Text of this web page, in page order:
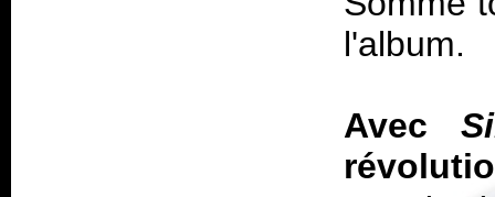
l'album.
Avec